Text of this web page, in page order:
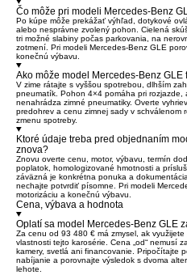
Čo môže pri modeli Mercedes-Benz
Po kúpe môže prekážať výhľad, dotykové
alebo nesprávne zvolený pohon. Cielená
tri možné slabiny počas parkovania, na
zotmení. Pri modeli Mercedes-Benz GLE
konečnú výbavu.
Ako môže model Mercedes-Benz
V zime rátajte s vyššou spotrebou, dlhším
pneumatík. Pohon 4×4 pomáha pri rozjazde,
nenahrádza zimné pneumatiky. Overte
predohrev a cenu zimnej sady v schválenom
zmenu spotreby.
Ktoré údaje treba pred objednaním
znova?
Znovu overte cenu, motor, výbavu, termín
poplatok, homologizované hmotnosti a
záväzná je konkrétna ponuka a
nechajte potvrdiť písomne. Pri modeli
motorizáciu a konečnú výbavu.
Cena, výbava a hodnota
Oplatí sa model Mercedes-Benz GLE
Za cenu od 93 480 € má zmysel, ak
vlastnosti tejto karosérie. Cena „od“ nemusí
kamery, svetlá ani financovanie. Pripočítajte
nabíjanie a porovnajte výsledok s dvoma
lehote.